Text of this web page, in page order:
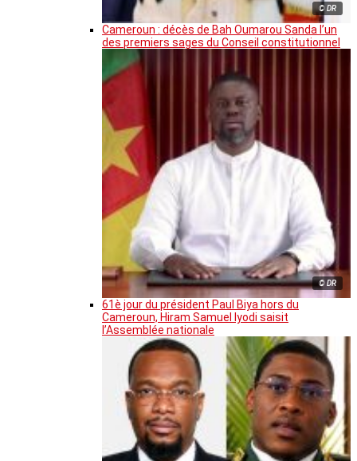
© DR
Cameroun : décès de Bah Oumarou Sanda l’un
des premiers sages du Conseil constitutionnel
© DR
61è jour du président Paul Biya hors du
Cameroun, Hiram Samuel Iyodi saisit
l’Assemblée nationale